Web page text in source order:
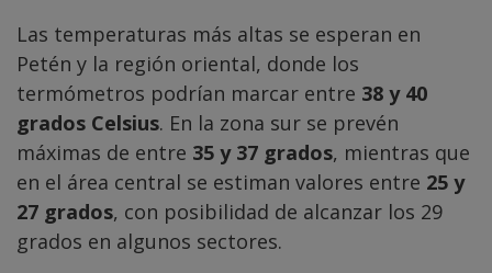
Las temperaturas más altas se esperan en
Petén y la región oriental, donde los
termómetros podrían marcar entre 38 y 40
grados Celsius. En la zona sur se prevén
máximas de entre 35 y 37 grados, mientras que
en el área central se estiman valores entre 25 y
27 grados, con posibilidad de alcanzar los 29
grados en algunos sectores.